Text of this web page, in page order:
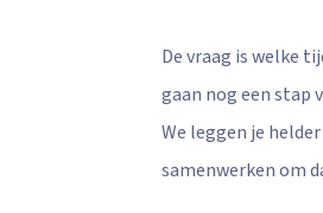
De vraag is welke
gaan nog een stap
We leggen je
samenwerken om